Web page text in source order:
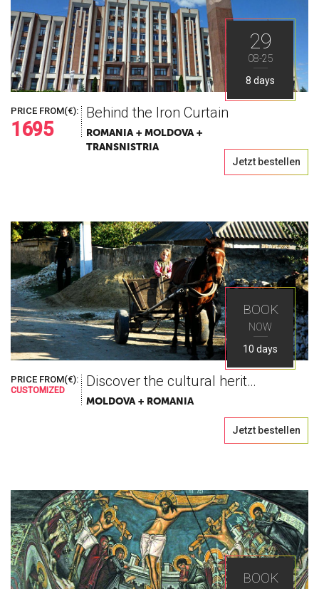
29
08-25
8 days
PRICE FROM(€):
1695
Behind the Iron Curtain
ROMANIA + MOLDOVA +
TRANSNISTRIA
Jetzt bestellen
BOOK
NOW
10 days
PRICE FROM(€):
CUSTOMIZED
Discover the cultural heritage
MOLDOVA + ROMANIA
Jetzt bestellen
BOOK